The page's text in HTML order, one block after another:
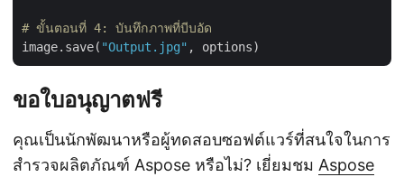
# ขั้นตอนที่ 4: บันทึกภาพที่บีบอัด
image.save( "Output.jpg"
ขอใบอนุญาตฟรี
คุณเป็นนักพัฒนาหรือผู้ทดสอบซอฟต์แวร์ที่สนใจในการ
สำรวจผลิตภัณฑ์ Aspose หรือไม่? เยี่ยมชม Aspose